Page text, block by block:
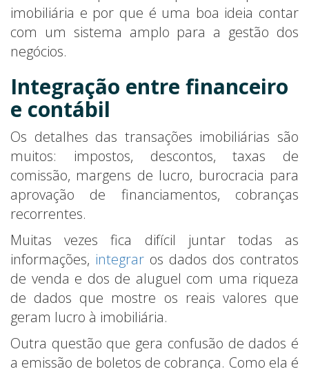
imobiliária e por que é uma boa ideia contar
com um sistema amplo para a gestão dos
negócios.
Integração entre financeiro
e contábil
Os detalhes das transações imobiliárias são
muitos: impostos, descontos, taxas de
comissão, margens de lucro, burocracia para
aprovação de financiamentos, cobranças
recorrentes.
Muitas vezes fica difícil juntar todas as
informações, integrar os dados dos contratos
de venda e dos de aluguel com uma riqueza
de dados que mostre os reais valores que
geram lucro à imobiliária.
Outra questão que gera confusão de dados é
a emissão de boletos de cobrança. Como ela é